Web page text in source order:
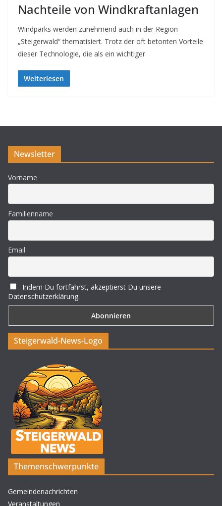
Nachteile von Windkraftanlagen
Windparks werden zunehmend auch in der Region
„Steigerwald“ thematisiert. Trotz der oft betonten Vorteile
dieser Technologie, die als ein wichtiger
Weiterlesen
Newsletter
Vorname
Familienname
Email
Indem Du fortfährst, akzeptierst Du unsere
Datenschutzerklärung.
Steigerwald-News-Logo
Themenschwerpunkte
Gemeindenachrichten
Veranstaltungen